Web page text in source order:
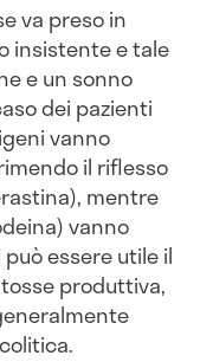
va preso in
insistente e tale
e un sonno
dei pazienti
vanno
il riflesso
mentre
vanno
essere utile il
produttiva,